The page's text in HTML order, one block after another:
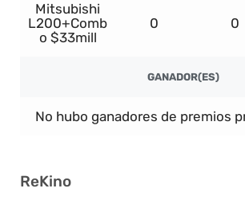
Mitsubishi
L200+Comb
o $33mill
0 0
GANADOR(ES)
No hubo ganadores de premios
ReKino